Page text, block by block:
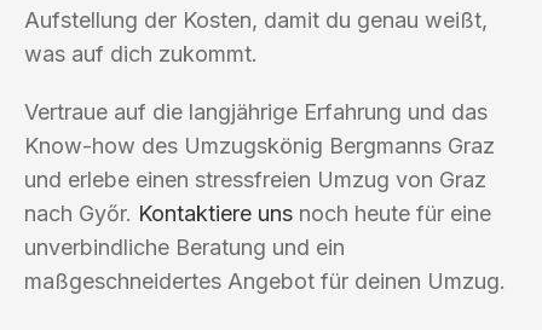
Aufstellung der Kosten, damit du genau weißt,
was auf dich zukommt.
Vertraue auf die langjährige Erfahrung und das
Know-how des Umzugskönig Bergmanns Graz
und erlebe einen stressfreien Umzug von Graz
nach Győr. Kontaktiere uns noch heute für eine
unverbindliche Beratung und ein
maßgeschneidertes Angebot für deinen Umzug.